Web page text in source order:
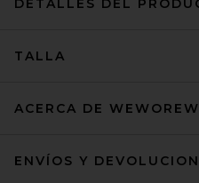
DETALLES DEL
TALLA
ACERCA DE
ENVÍOS Y